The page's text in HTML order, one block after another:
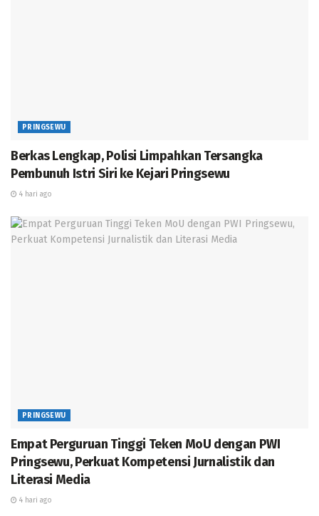
PRINGSEWU
Berkas Lengkap, Polisi Limpahkan Tersangka
Pembunuh Istri Siri ke Kejari Pringsewu
4 hari ago
PRINGSEWU
Empat Perguruan Tinggi Teken MoU dengan PWI
Pringsewu, Perkuat Kompetensi Jurnalistik dan
Literasi Media
4 hari ago